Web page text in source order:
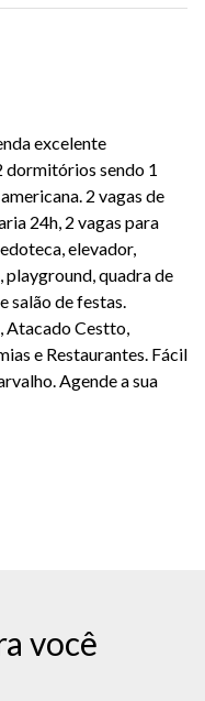
excelente
dormitórios sendo 1
2 vagas de
24h, 2 vagas para
elevador,
playground, quadra de
salão de festas.
Atacado Cestto,
e Restaurantes. Fácil
Agende a sua
você